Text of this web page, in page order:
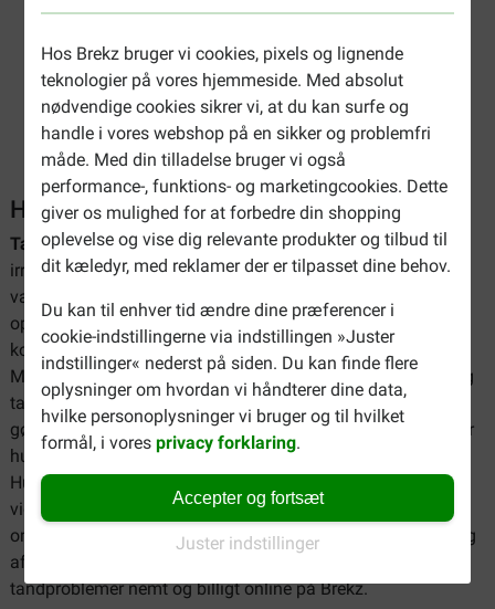
Hos Brekz bruger vi cookies, pixels og lignende
teknologier på vores hjemmeside. Med absolut
nødvendige cookies sikrer vi, at du kan surfe og
handle i vores webshop på en sikker og problemfri
måde. Med din tilladelse bruger vi også
performance-, funktions- og marketingcookies. Dette
giver os mulighed for at forbedre din shopping
oplevelse og vise dig relevante produkter og tilbud til
dit kæledyr, med reklamer der er tilpasset dine behov.
Du kan til enhver tid ændre dine præferencer i
cookie-indstillingerne via indstillingen »Juster
indstillinger« nederst på siden. Du kan finde flere
oplysninger om hvordan vi håndterer dine data,
hvilke personoplysninger vi bruger og til hvilket
formål, i voresprivacy forklaring.
Accepter og fortsæt
Juster indstillinger
Hunde med tandproblemer
Tandproblemer kan være en væsentlig kilde til smerte og
irritation hos din hund. Nedsiden heraf er, at det ofte er
vanskeligt at løse sådanne problemer bagefter. Dyre
operationer og en masse aftaler hos en tandlæge er
konsekvenser, der ikke gør både hunden og ejeren glad.
Mange problemer er forårsaget af plak og tandsten. Plak og
tandsten er forårsaget af calcium i hundemad. Der kan ikke
gøres meget mod denne tandstendannelsesproces, især når
hunden bliver ældre, er hunden følsom over for tandsten.
Hunden kan være meget generet af dette. Det er derfor især
vigtigt at forhindre disse problemer. Hos Brekz finder du et
omfattende udvalg af produkter, der hjælper med at tage sig
af din hunds tænder. Du kan købe produkter til hunde med
tandproblemer nemt og billigt online på Brekz.